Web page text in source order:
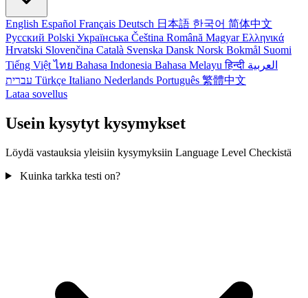
English Español Français Deutsch 日本語 한국어 简体中文
Русский Polski Українська Čeština Română MagyarΕλληνικά
Hrvatski Slovenčina Català Svenska Dansk Norsk Bokmål Suomi
Tiếng Việtไทย Bahasa Indonesia Bahasa Melayuहिन्दी العربية
Türkçe Italiano Nederlands Português 繁體中文
Lataa sovellus
Usein kysytyt kysymykset
Löydä vastauksia yleisiin kysymyksiin Language Level Checkistä
Kuinka tarkka testi on?